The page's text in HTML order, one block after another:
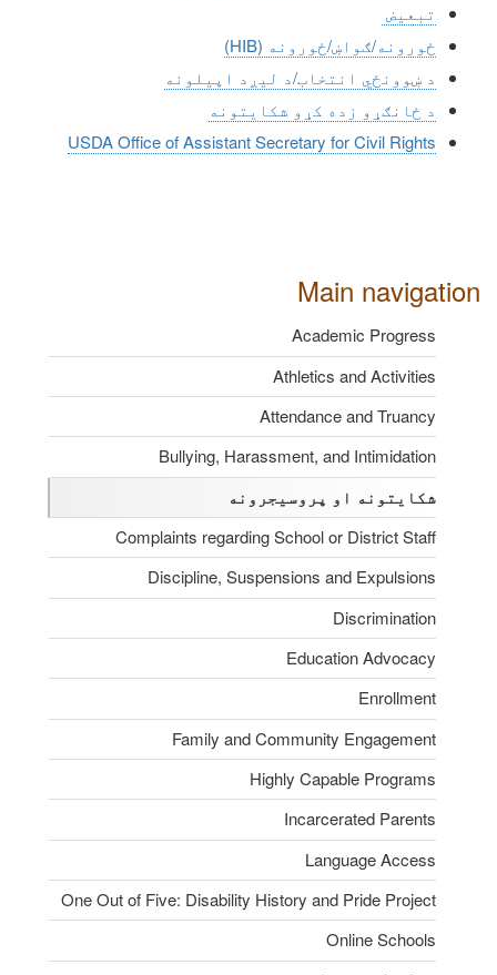
Main navigation
Academic Progress
Athletics and Activities
Attendance and Truancy
Bullying, Harassment, and Intimidation
شکایتونه او پروسیجرونه
Complaints regarding School or District Staff
Discipline, Suspensions and Expulsions
Discrimination
Education Advocacy
Enrollment
Family and Community Engagement
Highly Capable Programs
Incarcerated Parents
Language Access
One Out of Five: Disability History and Pride Project
Online Schools
تبعیض
ځورونه/ګواښ/ځورونه (HIB)
د ښوونځي انتخاب/د لیږد اپیلونه
د ځانګړو زده کړو شکایتونه
USDA Office of Assistant Secretary for Civil Rights